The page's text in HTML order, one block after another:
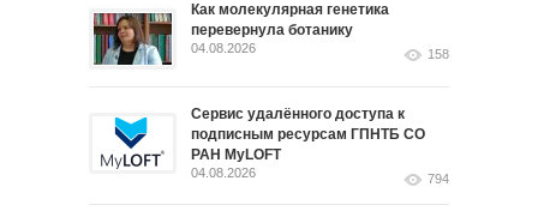
Как молекулярная генетика
перевернула ботанику
04.08.2026 158
Сервис удалённого доступа к
подписным ресурсам ГПНТБ СО
РАН MyLOFT
04.08.2026 794